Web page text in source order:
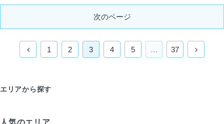
次のページ
1 2 3 4 5 … 37
エリアから探す
人気のエリア